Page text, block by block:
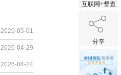
2026-05-01
2026-04-29
2026-04-24
互联网+督查
分享